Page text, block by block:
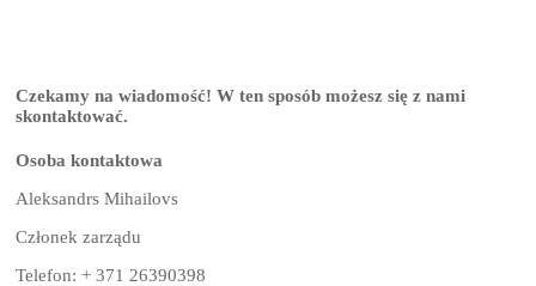
Czekamy na wiadomość! W ten sposób możesz się z nami
skontaktować.
Osoba kontaktowa
Aleksandrs Mihailovs
Członek zarządu
Telefon: + 371 26390398